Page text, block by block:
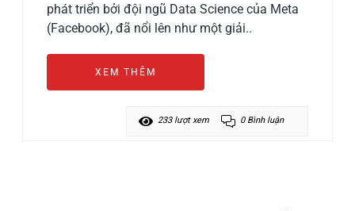
phát triển bởi đội ngũ Data Science của Meta
(Facebook), đã nổi lên như một giải..
XEM THÊM
233 lượt xem 0 Bình luận